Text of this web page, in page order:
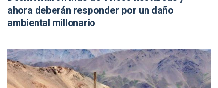
ahora deberán responder por un daño
ambiental millonario